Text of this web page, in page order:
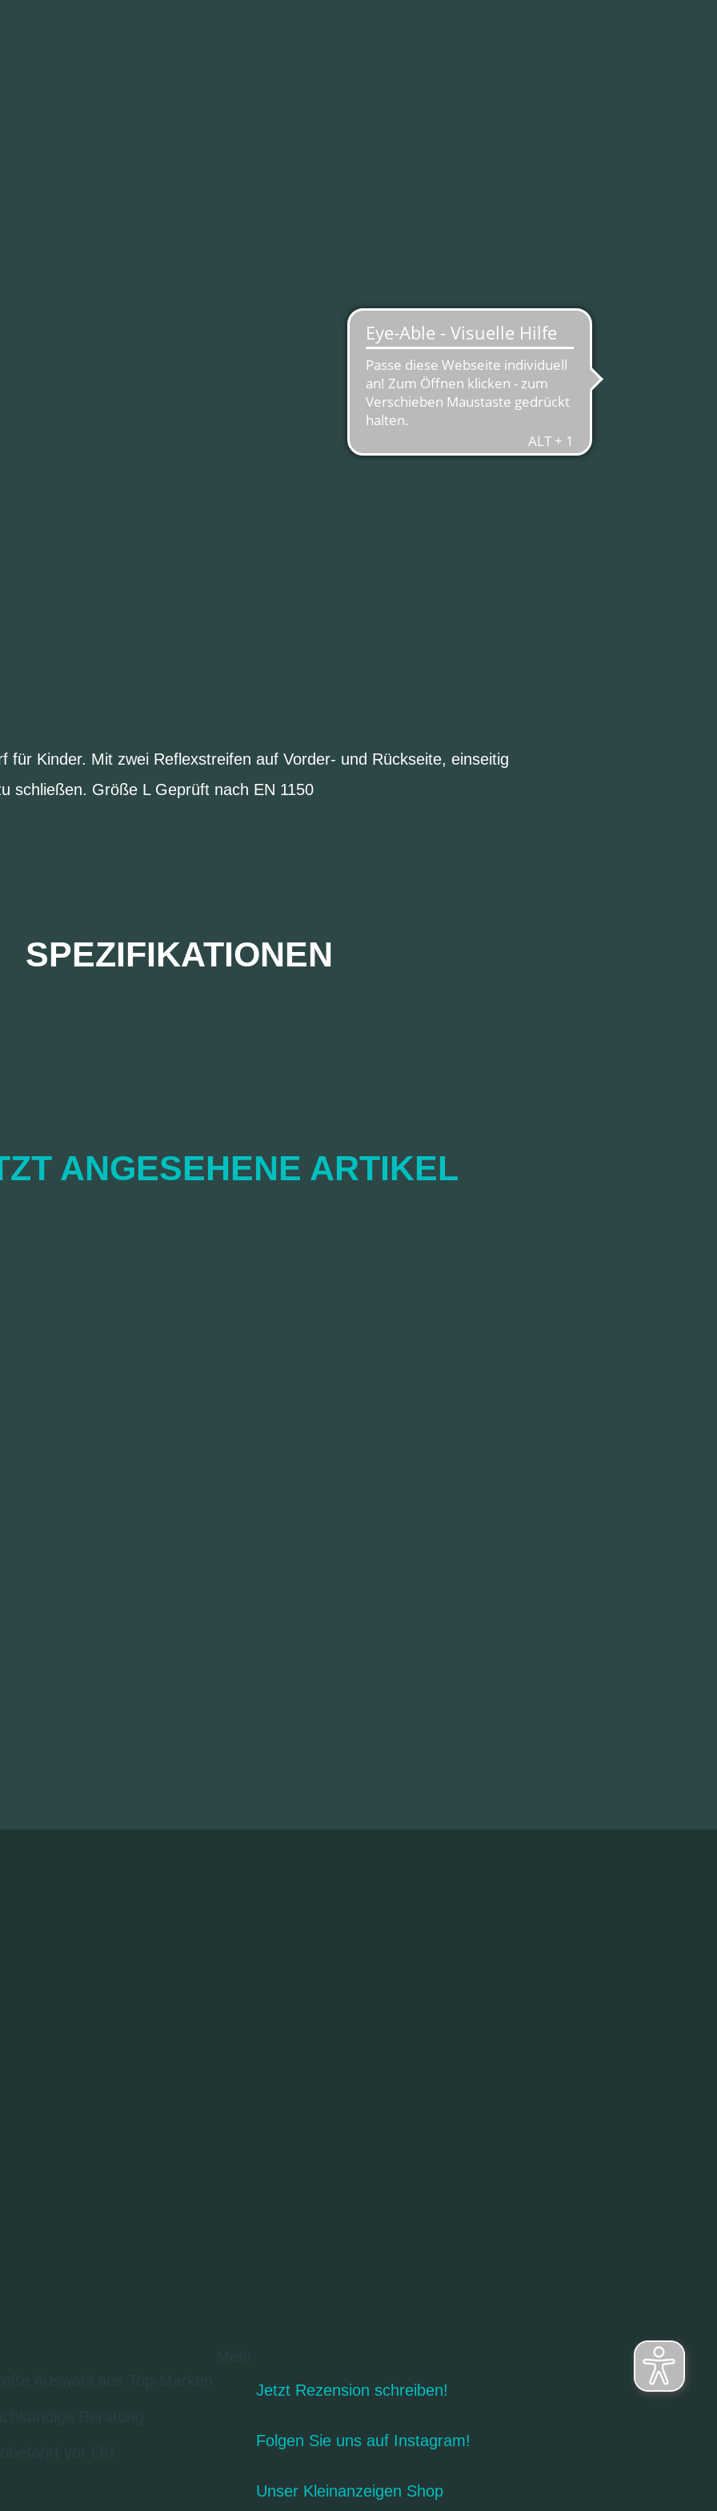
für Kinder. Mit zwei Reflexstreifen auf Vorder- und Rückseite, einseitig
schließen. Größe L Geprüft nach EN 1150
SPEZIFIKATIONEN
ANGESEHENE ARTIKEL
Jetzt Rezension schreiben!
Folgen Sie uns auf Instagram!
Unser Kleinanzeigen Shop